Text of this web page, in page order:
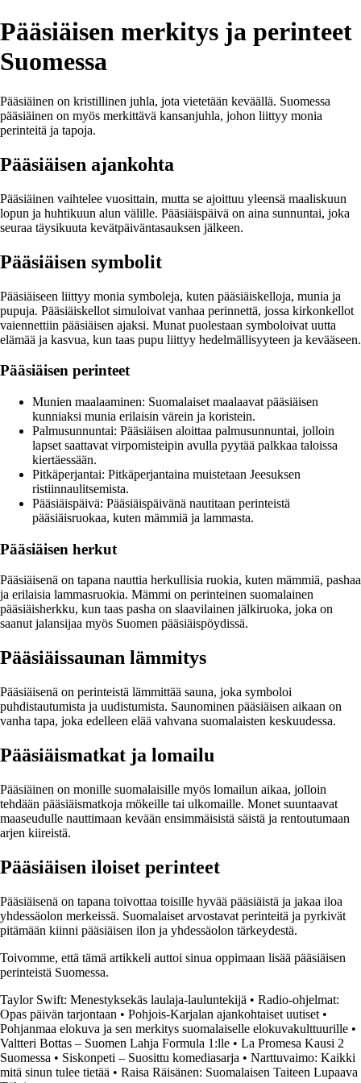
Pääsiäisen merkitys ja perinteet
Suomessa
Pääsiäinen on kristillinen juhla, jota vietetään keväällä. Suomessa
pääsiäinen on myös merkittävä kansanjuhla, johon liittyy monia
perinteitä ja tapoja.
Pääsiäisen ajankohta
Pääsiäinen vaihtelee vuosittain, mutta se ajoittuu yleensä maaliskuun
lopun ja huhtikuun alun välille. Pääsiäispäivä on aina sunnuntai, joka
seuraa täysikuuta kevätpäiväntasauksen jälkeen.
Pääsiäisen symbolit
Pääsiäiseen liittyy monia symboleja, kuten pääsiäiskelloja, munia ja
pupuja. Pääsiäiskellot simuloivat vanhaa perinnettä, jossa kirkonkellot
vaiennettiin pääsiäisen ajaksi. Munat puolestaan symboloivat uutta
elämää ja kasvua, kun taas pupu liittyy hedelmällisyyteen ja kevääseen.
Pääsiäisen perinteet
Munien maalaaminen: Suomalaiset maalaavat pääsiäisen
kunniaksi munia erilaisin värein ja koristein.
Palmusunnuntai: Pääsiäisen aloittaa palmusunnuntai, jolloin
lapset saattavat virpomisteipin avulla pyytää palkkaa taloissa
kiertäessään.
Pitkäperjantai: Pitkäperjantaina muistetaan Jeesuksen
ristiinnaulitsemista.
Pääsiäispäivä: Pääsiäispäivänä nautitaan perinteistä
pääsiäisruokaa, kuten mämmiä ja lammasta.
Pääsiäisen herkut
Pääsiäisenä on tapana nauttia herkullisia ruokia, kuten mämmiä, pashaa
ja erilaisia lammasruokia. Mämmi on perinteinen suomalainen
pääsiäisherkku, kun taas pasha on slaavilainen jälkiruoka, joka on
saanut jalansijaa myös Suomen pääsiäispöydissä.
Pääsiäissaunan lämmitys
Pääsiäisenä on perinteistä lämmittää sauna, joka symboloi
puhdistautumista ja uudistumista. Saunominen pääsiäisen aikaan on
vanha tapa, joka edelleen elää vahvana suomalaisten keskuudessa.
Pääsiäismatkat ja lomailu
Pääsiäinen on monille suomalaisille myös lomailun aikaa, jolloin
tehdään pääsiäismatkoja mökeille tai ulkomaille. Monet suuntaavat
maaseudulle nauttimaan kevään ensimmäisistä säistä ja rentoutumaan
arjen kiireistä.
Pääsiäisen iloiset perinteet
Pääsiäisenä on tapana toivottaa toisille hyvää pääsiäistä ja jakaa iloa
yhdessäolon merkeissä. Suomalaiset arvostavat perinteitä ja pyrkivät
pitämään kiinni pääsiäisen ilon ja yhdessäolon tärkeydestä.
Toivomme, että tämä artikkeli auttoi sinua oppimaan lisää pääsiäisen
perinteistä Suomessa.
Taylor Swift: Menestyksekäs laulaja-lauluntekijä • Radio-ohjelmat:
Opas päivän tarjontaan • Pohjois-Karjalan ajankohtaiset uutiset •
Pohjanmaa elokuva ja sen merkitys suomalaiselle elokuvakulttuurille •
Valtteri Bottas – Suomen Lahja Formula 1:lle • La Promesa Kausi 2
Suomessa • Siskonpeti – Suosittu komediasarja • Narttuvaimo: Kaikki
mitä sinun tulee tietää • Raisa Räisänen: Suomalaisen Taiteen Lupaava